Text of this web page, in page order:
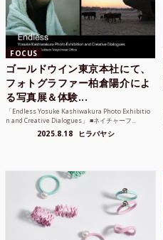
FOCUS
ゴールドウイン東京本社にて、
フォトグラファー柏倉陽介によ
る写真展＆体験...
「Endless Yosuke Kashiwakura Photo Exhibitio
n and Creative Dialogues」 ■ネイチャーフ...
2025.8.18 ヒラバヤシ